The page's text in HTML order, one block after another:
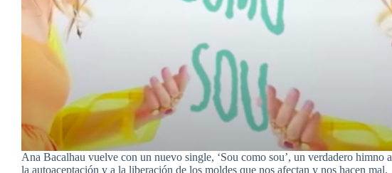
Ana Bacalhau vuelve con un nuevo single, ‘Sou como sou’, un verdadero himno a
la autoaceptación y a la liberación de los moldes que nos afectan y nos hacen mal.